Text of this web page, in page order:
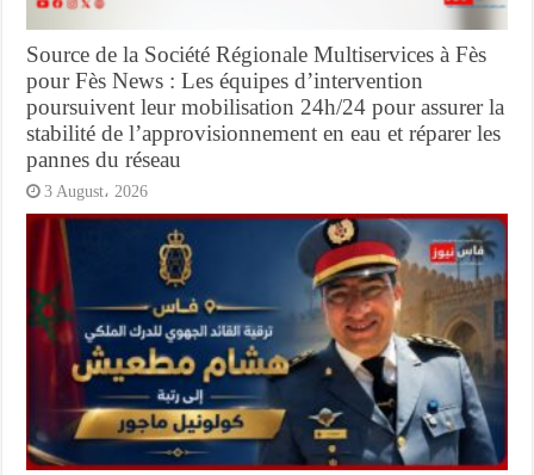
Source de la Société Régionale Multiservices à Fès
pour Fès News : Les équipes d’intervention
poursuivent leur mobilisation 24h/24 pour assurer la
stabilité de l’approvisionnement en eau et réparer les
pannes du réseau
3 August، 2026